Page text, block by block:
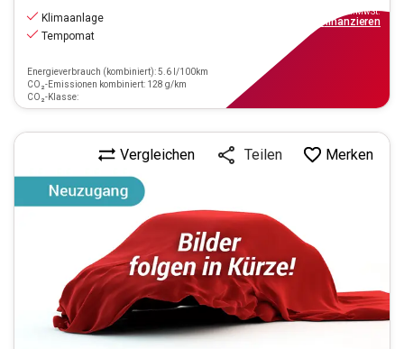
Klimaanlage
Tempomat
Energieverbrauch (kombiniert): 5.6 l/100km
CO₂-Emissionen kombiniert: 128 g/km
CO₂-Klasse:
inkl.MwSt.
finanzieren
Vergleichen Teilen Merken